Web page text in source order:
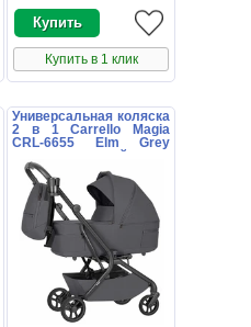
Купить в 1 клик
Универсальная коляска
2 в 1 Carrello Magia
CRL-6655 Elm Grey
серая с сумочкой